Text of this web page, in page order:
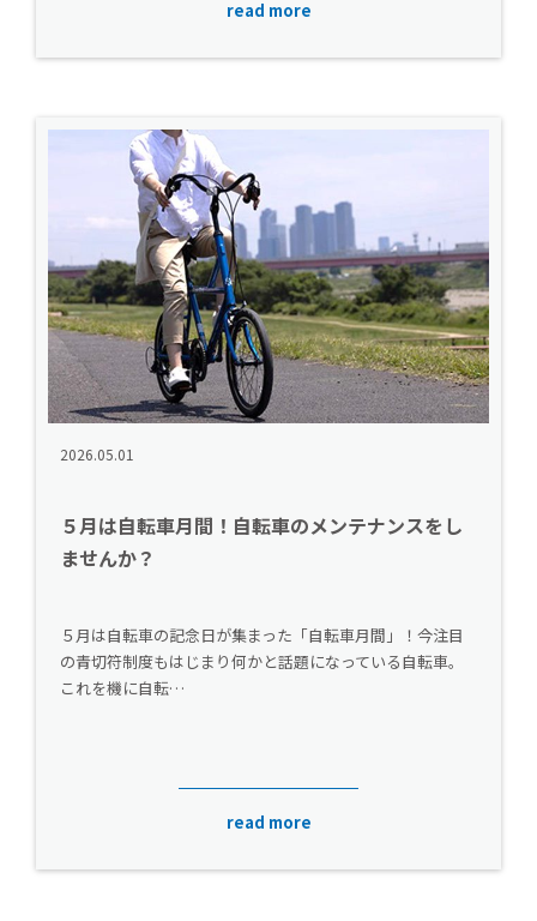
read more
2026.05.01
５月は自転車月間！自転車のメンテナンスをし
ませんか？
５月は自転車の記念日が集まった「自転車月間」！今注目
の青切符制度もはじまり何かと話題になっている自転車。
これを機に自転…
read more